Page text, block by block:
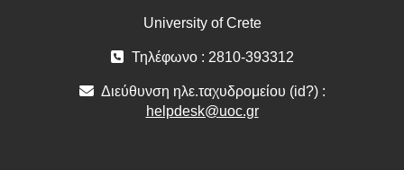
University of Crete
Τηλέφωνο : 2810-393312
Διεύθυνση ηλε.ταχυδρομείου (id?) :
helpdesk@uoc.gr